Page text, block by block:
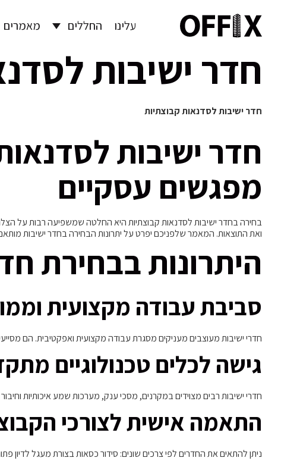
עלינו החללים מאמרים
חדר ישיבות
חדר ישיבות לסדנאות קבוצתיות
חדר ישיבות
מפגשים עסקיים
ואת התוצאות. המאמר שלפניכם יפרט על יתרונות הבחירה בחדר ישיבות
היתרונות בבחירת
סביבת עבודה מקצועית
חדרי ישיבות מעוצבים מעניקים מסגרת עבודה מקצועית ואפקטיבית. הם
גישה לכלים טכנולוגיים
חדרי ישיבות רבים מצוידים במקרנים, מסכי ענק, מערכות שמע איכותיות
התאמה אישית לצורכי
ניתן להתאים את החדרים לפי צרכים שונים: סידור כסאות בצורת מעגל לדיון